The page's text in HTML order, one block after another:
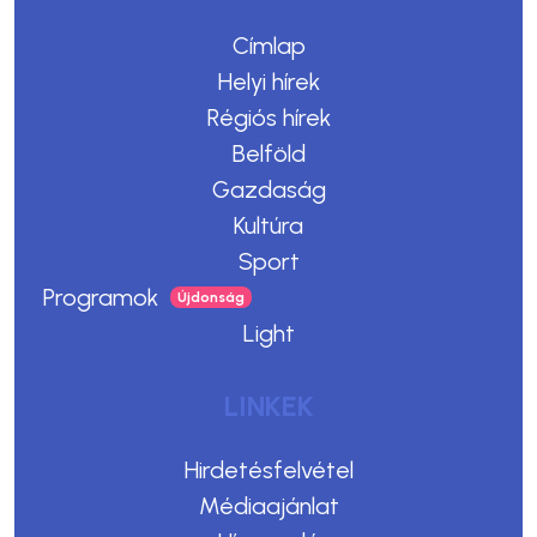
Címlap
Helyi hírek
Régiós hírek
Belföld
Gazdaság
Kultúra
Sport
Programok
Light
LINKEK
Hirdetésfelvétel
Médiaajánlat